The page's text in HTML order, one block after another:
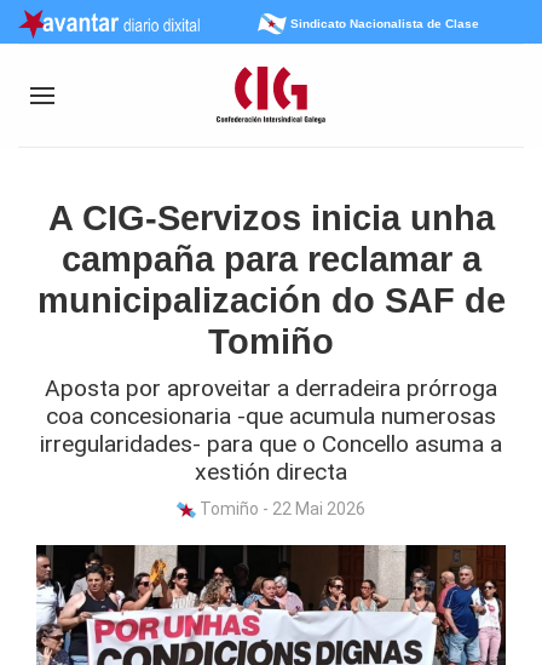
Sindicato Nacionalista de Clase
A CIG-Servizos inicia unha
campaña para reclamar a
municipalización do SAF de
Tomiño
Aposta por aproveitar a derradeira prórroga
coa concesionaria -que acumula numerosas
irregularidades- para que o Concello asuma a
xestión directa
Tomiño - 22 Mai 2026